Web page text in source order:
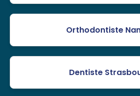
Orthodontiste
Dentiste